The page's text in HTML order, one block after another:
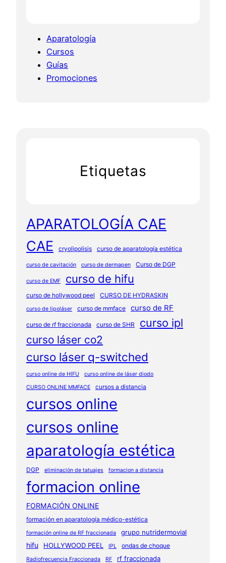
Aparatología
Cursos
Guías
Promociones
Etiquetas
APARATOLOGÍA CAE
CAE cryolipolisis curso de aparatología estética
curso de cavitación curso de dermapen Curso de DGP
curso de EMF curso de hifu
curso de hollywood peel CURSO DE HYDRASKIN
curso de lipoláser curso de mmface curso de RF
curso de rf fraccionada curso de SHR curso ipl
curso láser co2
curso láser q-switched
curso online de HIFU
curso online de láser diodo
CURSO ONLINE MMFACE
cursos a distancia
cursos online
cursos online
aparatología estética
DGP eliminación de tatuajes formacion a distancia
formacion online
FORMACIÓN ONLINE
formación en aparatología médico-estética
formación online de RF fraccionada grupo nutridermovial
hifu HOLLYWOOD PEEL IPL ondas de choque
Radiofrecuencia Fraccionada RF rf fraccionada